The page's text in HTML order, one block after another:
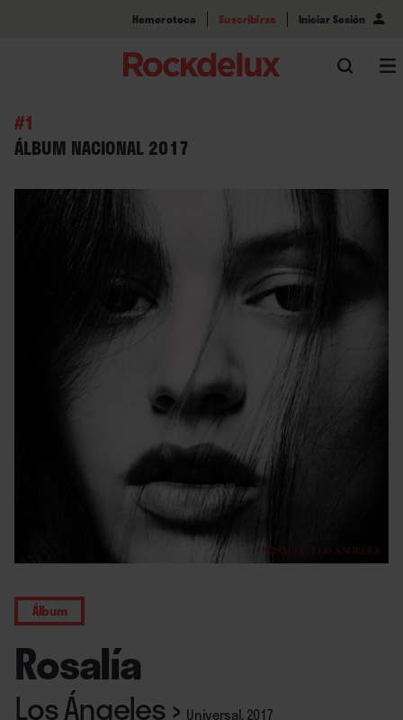
Hemeroteca Suscribirse Iniciar Sesión
#1
ÁLBUM NACIONAL 2017
Álbum
Rosalía
Los Ángeles› Universal, 2017